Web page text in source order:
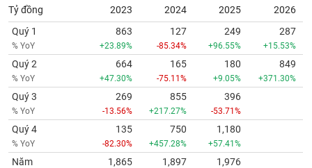
Tỷ đồng 2023 2024 2025
2026
Quý 1
% YoY
863
+23.89%
127
-85.34%
249
+96.55%
287
+15.53%
Quý 2
% YoY
664
+47.30%
165
-75.11%
180
+9.05%
849
+371.30%
Quý 3
% YoY
269
-13.56%
855
+217.27%
396
-53.71%
Quý 4
% YoY
135
-82.30%
750
+457.28%
1,180
+57.41%
Năm 1,865 1,897 1,976